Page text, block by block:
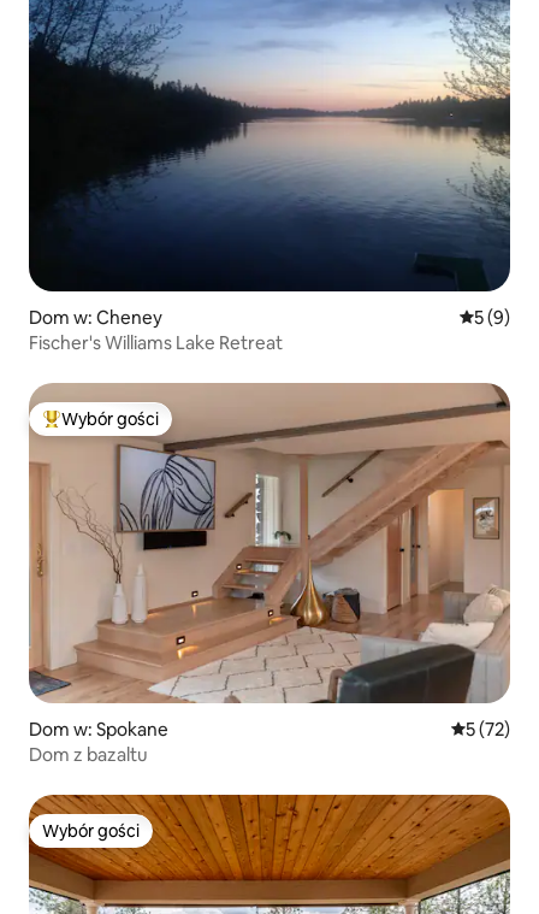
Dom w: Cheney Średnia
5 (9)
Fischer's Williams Lake Retreat
Najpopularniejsze z kategorii Wybór gości
Wybór gości
Dom w: Spokane Średnia
5 (72)
Dom z bazaltu
Wybór gości
Wybór gości